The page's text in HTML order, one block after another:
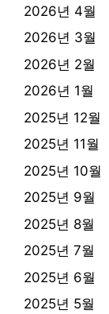
2026년 4월
2026년 3월
2026년 2월
2026년 1월
2025년 12월
2025년 11월
2025년 10월
2025년 9월
2025년 8월
2025년 7월
2025년 6월
2025년 5월